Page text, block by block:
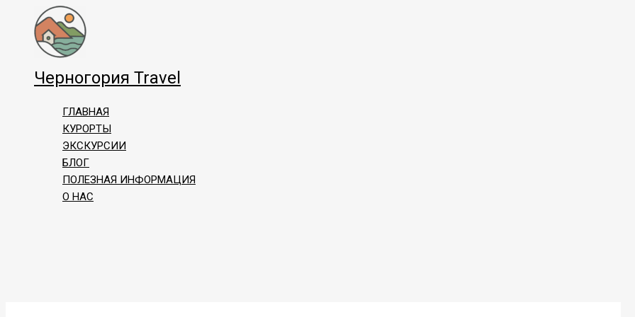
Перейти
содержимому
Черногория Travel
ГЛАВНАЯ
КУРОРТЫ
ЭКСКУРСИИ
БЛОГ
ПОЛЕЗНАЯ ИНФОРМАЦИЯ
О НАС